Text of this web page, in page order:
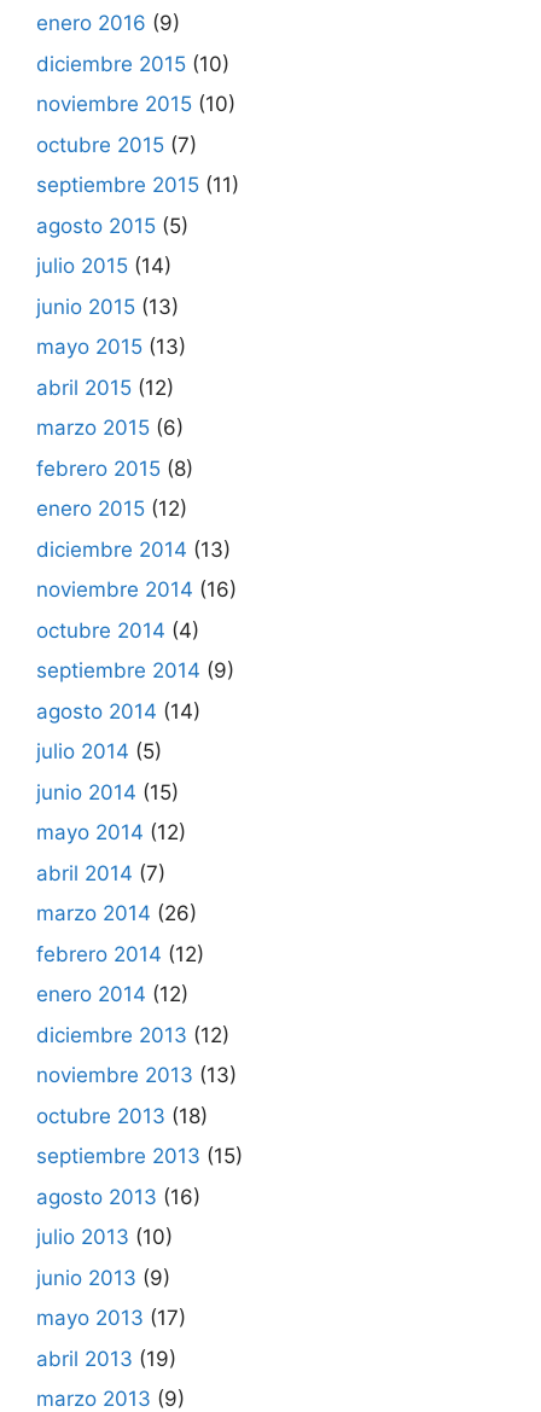
enero 2016 (9)
diciembre 2015 (10)
noviembre 2015 (10)
octubre 2015 (7)
septiembre 2015 (11)
agosto 2015 (5)
julio 2015 (14)
junio 2015 (13)
mayo 2015 (13)
abril 2015 (12)
marzo 2015 (6)
febrero 2015 (8)
enero 2015 (12)
diciembre 2014 (13)
noviembre 2014 (16)
octubre 2014 (4)
septiembre 2014 (9)
agosto 2014 (14)
julio 2014 (5)
junio 2014 (15)
mayo 2014 (12)
abril 2014 (7)
marzo 2014 (26)
febrero 2014 (12)
enero 2014 (12)
diciembre 2013 (12)
noviembre 2013 (13)
octubre 2013 (18)
septiembre 2013 (15)
agosto 2013 (16)
julio 2013 (10)
junio 2013 (9)
mayo 2013 (17)
abril 2013 (19)
marzo 2013 (9)